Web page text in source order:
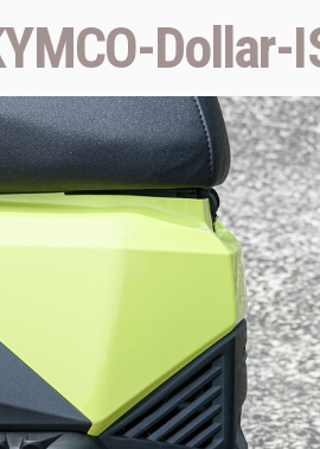
Dollar-